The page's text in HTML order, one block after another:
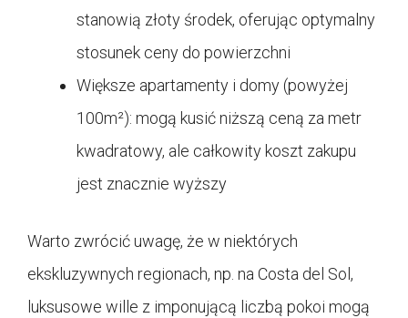
stanowią złoty środek, oferując optymalny
stosunek ceny do powierzchni
Większe apartamenty i domy (powyżej
100m²): mogą kusić niższą ceną za metr
kwadratowy, ale całkowity koszt zakupu
jest znacznie wyższy
Warto zwrócić uwagę, że w niektórych
ekskluzywnych regionach, np. na Costa del Sol,
luksusowe wille z imponującą liczbą pokoi mogą